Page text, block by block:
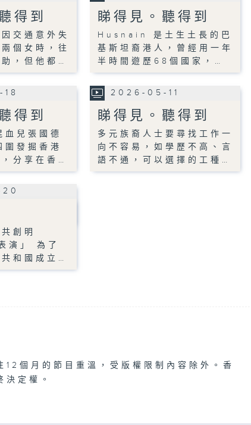
得到
交通意外失
個女時，往
，但他都…
睇得見。聽得到
Husnain 是土生土長的巴
基斯坦裔港人，曾經用一年
半時間遊歷68個國家，…
得到
兒張國德
發掘香港
分享在香…
2026-05-11
睇得見。聽得到
多元族裔人士要尋找工作一
向不容易，如學歷不高、言
語不通，可以選擇的工種…
創明
演」 為了
和國成立…
12個月的節目重溫，受版權限制內容除外。香
決定權。